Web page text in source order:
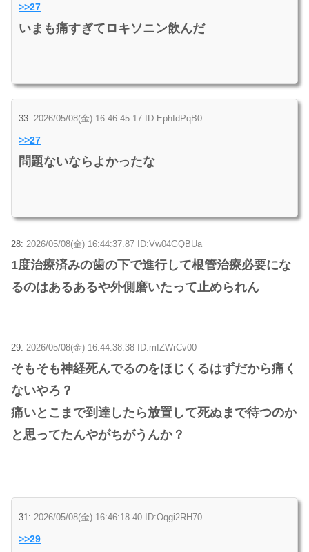
>>27
いまも痛すぎてロキソニン飲んだ
33: 2026/05/08(金) 16:46:45.17 ID:EphIdPqB0
>>27
問題ないならよかったな
28: 2026/05/08(金) 16:44:37.87 ID:Vw04GQBUa
1度治療済みの歯の下で進行して根管治療必要にな
るのはあるあるや外側磨いたって止められん
29: 2026/05/08(金) 16:44:38.38 ID:mIZWrCv00
そもそも神経死んでるのをほじくるはずだから痛く
ないやろ？
痛いとこまで到達したら放置して死ぬまで待つのか
と思ってたんやがちがうんか？
31: 2026/05/08(金) 16:46:18.40 ID:Oqgi2RH70
>>29